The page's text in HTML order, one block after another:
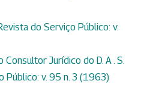
do Serviço Público: v.
Consultor Jurídico do D. A . S.
Público: v. 95 n. 3 (1963)